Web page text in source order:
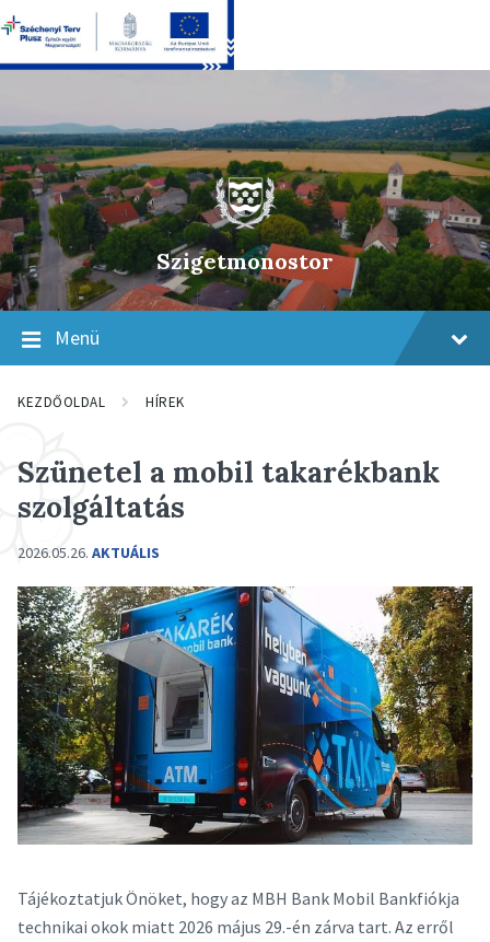
content
main
navigation
footer
Szigetmonostor
Menü
KEZDŐOLDAL HÍREK
Szünetel a mobil takarékbank
szolgáltatás
2026.05.26. AKTUÁLIS
Tájékoztatjuk Önöket, hogy az MBH Bank Mobil Bankfiókja
technikai okok miatt 2026 május 29.-én zárva tart. Az erről